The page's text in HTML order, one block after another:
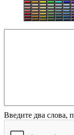
Введите два слова,